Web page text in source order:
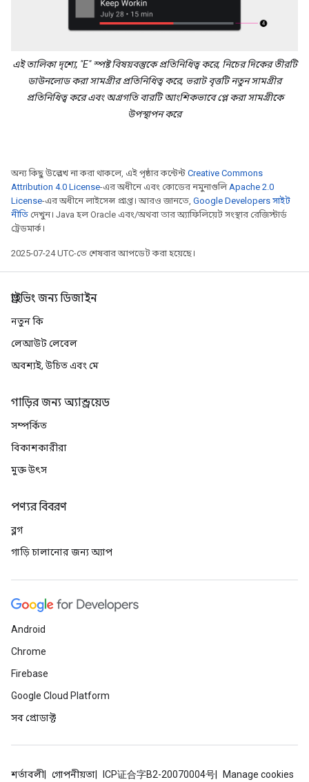
এই তালিকা দৃশ্যে, "E" স্পষ্ট বিষয়বস্তুকে প্রতিনিধিত্ব করে, নিচের দিকের তীরটি
ডাউনলোড করা সামগ্রীর প্রতিনিধিত্ব করে, ভরাট বৃত্তটি নতুন সামগ্রীর
প্রতিনিধিত্ব করে এবং অগ্রগতি বারটি আংশিকভাবে প্লে করা সামগ্রীকে
উপস্থাপন করে
অন্য কিছু উল্লেখ না করা থাকলে, এই পৃষ্ঠার কন্টেন্ট Creative Commons
Attribution 4.0 License-এর অধীনে এবং কোডের নমুনাগুলি Apache 2.0
License-এর অধীনে লাইসেন্স প্রাপ্ত। আরও জানতে, Google Developers সাইট
নীতি দেখুন। Java হল Oracle এবং/অথবা তার অ্যাফিলিয়েট সংস্থার রেজিস্টার্ড
ট্রেডমার্ক।
2025-07-24 UTC-তে শেষবার আপডেট করা হয়েছে।
ড্রাইভিং জন্য ডিজাইন
নতুন কি
লেআউট লেবেল
অবশ্যই, উচিত এবং মে
গাড়ির জন্য অ্যান্ড্রয়েড
সম্পর্কিত
বিকাশকারীরা
মুক্ত উৎস
পণ্যর বিবরণ
ব্লগ
গাড়ি চালানোর জন্য অ্যাপ
Android
Chrome
Firebase
Google Cloud Platform
সব প্রোডাক্ট
শর্তাবলী গোপনীয়তা ICP证合字B2-20070004号 Manage cookies